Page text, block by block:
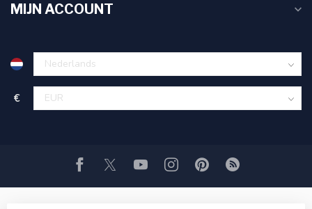
MIJN ACCOUNT
€